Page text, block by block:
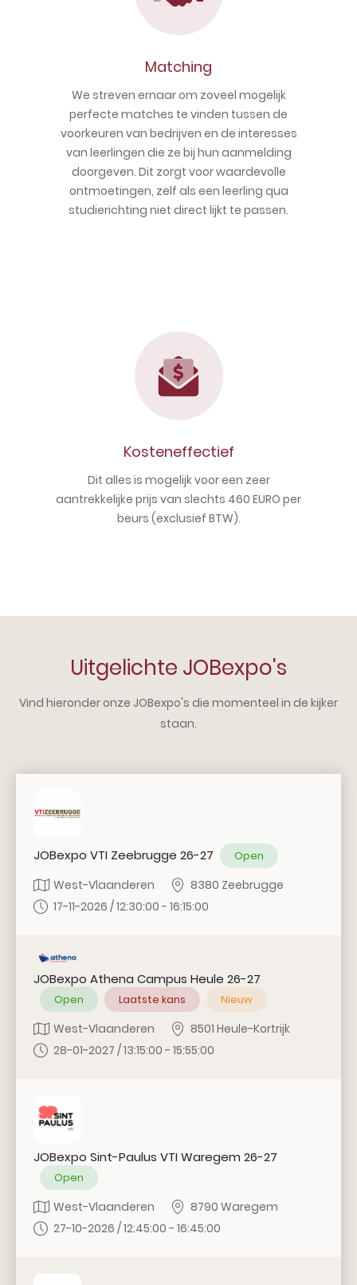
Matching
We streven ernaar om zoveel mogelijk
perfecte matches te vinden tussen de
voorkeuren van bedrijven en de interesses
van leerlingen die ze bij hun aanmelding
doorgeven. Dit zorgt voor waardevolle
ontmoetingen, zelf als een leerling qua
studierichting niet direct lijkt te passen.
Kosteneffectief
Dit alles is mogelijk voor een zeer
aantrekkelijke prijs van slechts 460 EURO per
beurs (exclusief BTW).
Uitgelichte JOBexpo's
Vind hieronder onze JOBexpo's die momenteel in de kijker
staan.
JOBexpo VTI Zeebrugge 26-27 Open
West-Vlaanderen
8380 Zeebrugge
17-11-2026 / 12:30:00 - 16:15:00
JOBexpo Athena Campus Heule 26-27
Open Laatste kans Nieuw
West-Vlaanderen
8501 Heule-Kortrijk
28-01-2027 / 13:15:00 - 15:55:00
JOBexpo Sint-Paulus VTI Waregem 26-27
Open
West-Vlaanderen
8790 Waregem
27-10-2026 / 12:45:00 - 16:45:00